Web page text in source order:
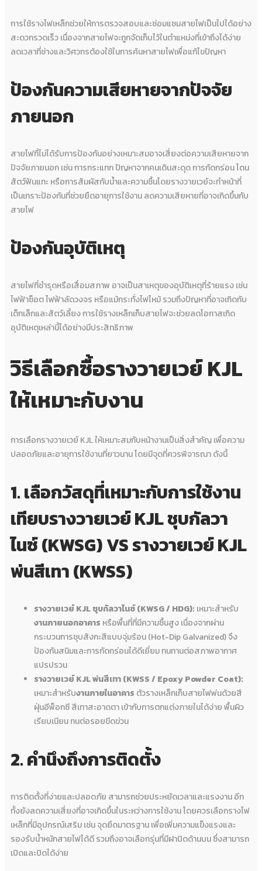
การใช้รางไฟเหล็กช่วยให้การตรวจสอบและซ่อมแซมสายไฟเป็นไปได้อย่าง
สะดวกรวดเร็ว เนื่องจากสายไฟจะถูกจัดเก็บไว้ในตำแหน่งที่เข้าถึงได้ง่าย
ลดเวลาที่ช่างและวิศวกรต้องใช้ในการค้นหาสายไฟเพื่อแก้ไขปัญหา
ป้องกันความเสียหายจากปัจจัย
ภายนอก
สายไฟที่ไม่ได้รับการป้องกันอย่างเหมาะสมอาจเสี่ยงต่อความเสียหายจาก
ปัจจัยภายนอก เช่น การกระแทก ปัญหาจากคนเดินสะดุด การกัดกร่อน โดน
สัตว์ฟันแทะ หรือการสัมผัสกับน้ำและความชื้นโดยรางวายเวย์จะทำหน้าที่
เป็นเกราะป้องกันที่ช่วยยืดอายุการใช้งาน ลดความเสียหายที่อาจเกิดขึ้นกับ
สายไฟ
ป้องกันอุบัติเหตุ
สายไฟที่ชำรุดหรือเสื่อมสภาพ อาจเป็นสาเหตุของอุบัติเหตุที่ร้ายแรง เช่น
ไฟฟ้าช็อต ไฟฟ้าลัดวงจร หรือแม้กระทั่งไฟไหม้ รวมถึงปัญหาที่อาจเกิดกับ
เด็กเล็กและสัตว์เลี้ยง การใช้รางเหล็กเก็บสายไฟจะช่วยลดโอกาสเกิด
อุบัติเหตุเหล่านี้ได้อย่างมีประสิทธิภาพ
วิธีเลือกซื้อรางวายเวย์ KJL
ให้เหมาะกับงาน
การเลือกรางวายเวย์ KJL ให้เหมาะสมกับหน้างานเป็นสิ่งสำคัญ เพื่อความ
ปลอดภัยและอายุการใช้งานที่ยาวนาน โดยมีจุดที่ควรพิจารณา ดังนี้
1. เลือกวัสดุที่เหมาะกับการใช้งาน
เทียบรางวายเวย์ KJL ชุบกัลวา
ไนซ์ (KWSG) VS รางวายเวย์ KJL
พ่นสีเทา (KWSS)
รางวายเวย์ KJLชุบกัลวาไนซ์ (KWSG / HDG): เหมาะสำหรับ
งานภายนอกอาคาร หรือพื้นที่ที่มีความชื้นสูง เนื่องจากผ่าน
กระบวนการชุบสังกะสีแบบจุ่มร้อน (Hot-Dip Galvanized) จึง
ป้องกันสนิมและการกัดกร่อนได้ดีเยี่ยม ทนทานต่อสภาพอากาศ
แปรปรวน
รางวายเวย์ KJLพ่นสีเทา (KWSS / Epoxy Powder Coat):
เหมาะสำหรับงานภายในอาคาร ตัวรางเหล็กเก็บสายไฟพ่นด้วยสี
ฝุ่นอีพ็อกซี สีเทาสะอาดตา เข้ากับการตกแต่งภายในได้ง่าย พื้นผิว
เรียบเนียน ทนต่อรอยขีดข่วน
2. คำนึงถึงการติดตั้ง
การติดตั้งที่ง่ายและปลอดภัย สามารถช่วยประหยัดเวลาและแรงงาน อีก
ทั้งยังลดความเสี่ยงที่อาจเกิดขึ้นในระหว่างการใช้งาน โดยควรเลือกรางไฟ
เหล็กที่มีอุปกรณ์เสริม เช่น จุดยึดมาตรฐาน เพื่อเพิ่มความแข็งแรงและ
รองรับน้ำหนักสายไฟได้ดี รวมถึงอาจเลือกรุ่นที่มีฝาปิดด้านบน ซึ่งสามารถ
เปิดและปิดได้ง่าย